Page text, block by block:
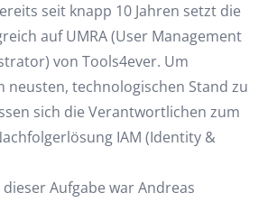
seit knapp 10 Jahren setzt die
auf UMRA (User Management
von Tools4ever. Um
neusten, technologischen Stand zu
sich die Verantwortlichen zum
IAM (Identity &
Aufgabe war Andreas